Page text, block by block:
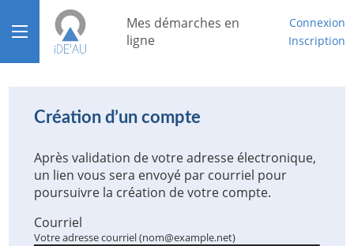
Mes démarches en
ligne
Connexion
Inscription
Ouvrir le menu
Aide
Mon tableau de bord
Création d’un compte
Après validation de votre adresse électronique,
un lien vous sera envoyé par courriel pour
poursuivre la création de votre compte.
Courriel
Votre adresse courriel (nom@example.net)